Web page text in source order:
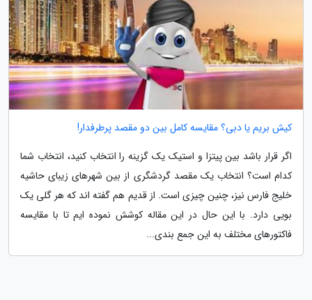
کیش بریم یا دبی؟ مقایسه کامل بین دو مقصد پرطرفدار!
اگر قرار باشد بین پیتزا و استیک یک گزینه را انتخاب کنید، انتخاب شما
کدام است؟ انتخاب یک مقصد گردشگری از بین شهرهای زیبای حاشیه
خلیج فارس نیز، چنین چیزی است. از قدیم هم گفته اند که هر گلی یک
بویی دارد. با این حال در این مقاله کوشش نموده ایم تا با مقایسه
فاکتورهای مختلف به این جمع بندی...